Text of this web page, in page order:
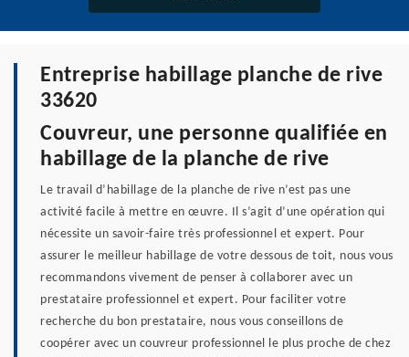
Entreprise habillage planche de rive
33620
Couvreur, une personne qualifiée en
habillage de la planche de rive
Le travail d’habillage de la planche de rive n’est pas une
activité facile à mettre en œuvre. Il s’agit d’une opération qui
nécessite un savoir-faire très professionnel et expert. Pour
assurer le meilleur habillage de votre dessous de toit, nous vous
recommandons vivement de penser à collaborer avec un
prestataire professionnel et expert. Pour faciliter votre
recherche du bon prestataire, nous vous conseillons de
coopérer avec un couvreur professionnel le plus proche de chez